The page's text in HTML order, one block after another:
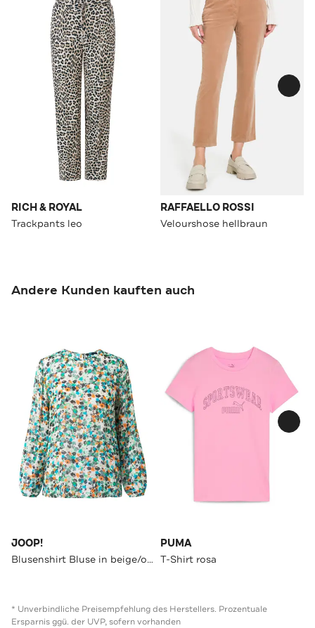
RICH & ROYAL
Trackpants leo
RAFFAELLO ROSSI
Velourshose hellbraun
Andere Kunden kauften auch
JOOP!
Blusenshirt Bluse in beige/orange/türkis gemustert beige/orange/türkis
PUMA
T-Shirt rosa
* Unverbindliche Preisempfehlung des Herstellers. Prozentuale
Ersparnis ggü. der UVP, sofern vorhanden